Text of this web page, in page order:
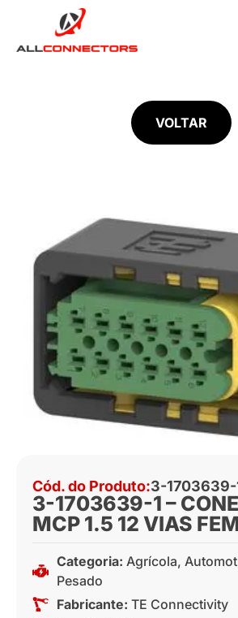
VOLTAR
Cód. do Produto:3-1703639-
3-1703639-1 –
MCP 1.5 12 VIAS
Categoria: Agrícola,
Pesado
Fabricante: TE Connectivity